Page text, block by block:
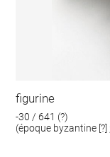
figurine
-30 / 641 (?)
(époque byzantine